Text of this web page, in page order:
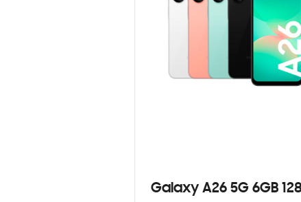
Galaxy A26 5G 6GB